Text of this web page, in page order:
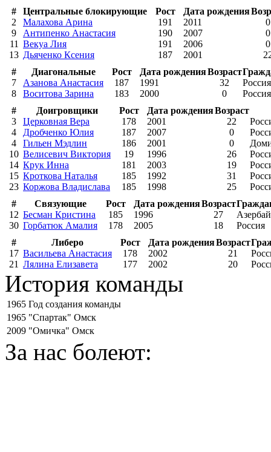
# Центральные блокирующие Рост Дата рождения
2
Малахова Арина 191 2011
0
9
Антипенко Анастасия 190 2007
0
11 Векуа Лия 191 2006
0
13 Дьяченко Ксения 187 2001
#
Диагональные Рост Дата рожденияВозраст
7
Азанова Анастасия 187 1991 32
Россия
8
Воситова Зарина 183 2000 0
Россия
#
Доигровщики Рост Дата рожденияВозраст
3
Церковная Вера 178 2001 22
4
Дробченко Юлия 187 2007 0
4
Гильен Мэдлин 186 2001 0
10 Велисевич Виктория 19 1996 26
14 Крук Инна 181 2003 19
15 Кроткова Наталья 185 1992 31
23 Коржова Владислава 185 1998 25
#
Связующие Рост Дата рожденияВозраст
12 Бесман Кристина 185 1996 27
30 Горбатюк Амалия 178 2005 18
Россия
#
Либеро Рост Дата рожденияВозраст
17 Васильева Анастасия 178 2002 21
21 Лялина Елизавета 177 2002 20
История команды
1965 Год создания команды
1965 "Спартак" Омск
2009 "Омичка" Омск
За нас болеют: